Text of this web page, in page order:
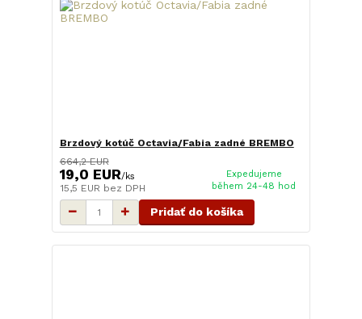
Brzdový kotúč Octavia/Fabia zadné BREMBO
664,2 EUR
19,0 EUR/ks
15,5 EUR bez DPH
Expedujeme
během 24-48 hod
Pridať do košíka